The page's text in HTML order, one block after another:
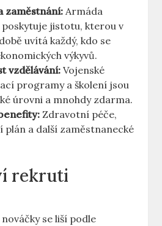
zaměstnání: Armáda
poskytuje jistotu, kterou v
uvítá každý, kdo se
výkyvů.
vzdělávání: Vojenské
programy a školení jsou
úrovni a mnohdy zdarma.
Zdravotní péče,
plán a další zaměstnanecké
rekruti
se liší podle